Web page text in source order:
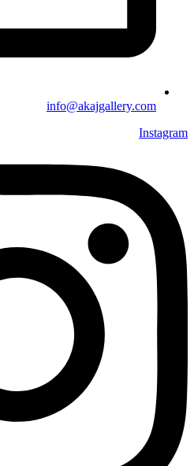
info@akajgallery.com
Instagram